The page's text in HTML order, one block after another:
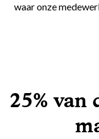
waar onze
25% van